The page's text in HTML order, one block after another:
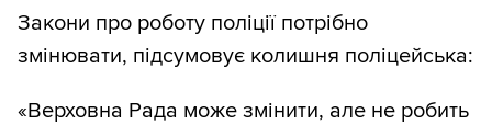
Закони про роботу поліції потрібно
змінювати, підсумовує колишня поліцейська:
«Верховна Рада може змінити, але не робить